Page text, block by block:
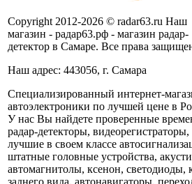
Copyright 2012-2026 © radar63.ru Наш
магазин - радар63.рф - магазин радар-
детектор в Самаре. Все права
Наш адрес: 443056, г. Самара
Специализированный интернет-
автоэлектроники по лучшей цене в
У нас Вы найдете проверенные
радар-детекторы, видеорегистраторы,
лучшие в своем классе
штатные головные устройства,
автомагнитолы, ксенон, светодиоды,
заднего вида, автонавигаторы,